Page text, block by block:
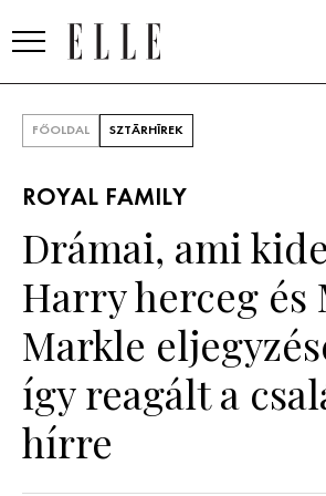
SZÉPSÉG
PSZICHÉ
ÉLETMÓD
FŐOLDAL SZTÁRHÍREK
ROYAL FAMILY
Drámai, ami
Harry herceg és
Markle
így reagált a
hírre